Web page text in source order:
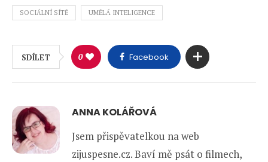
SOCIÁLNÍ SÍTĚ UMĚLÁ INTELIGENCE
SDÍLET 0 Facebook
ANNA KOLÁŘOVÁ
Jsem přispěvatelkou na web
zijuspesne.cz. Baví mě psát o filmech,